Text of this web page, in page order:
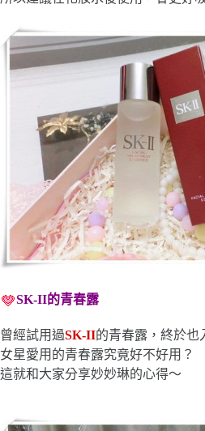
SK-II的青春露
曾經試用過SK-II的青春露，終於也
女星愛用的青春露究竟好不好用？
這就和大家分享妙妙琳的心得～